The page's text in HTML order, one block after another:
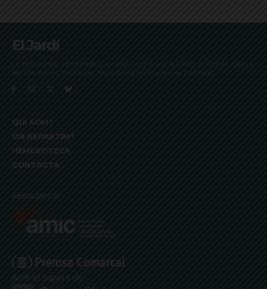
El Jardí
La Bonanova, Monterols, Galvany, Turó Parc, el Farró, el Putxet, Sarrià,
les Tres Torres, Pedralbes, Vallvidrera, les Planes i el Tibidabo
QUI SOM?
ON REPARTIM?
HEMEROTECA
CONTACTA
Associats a:
Amb el suport de: